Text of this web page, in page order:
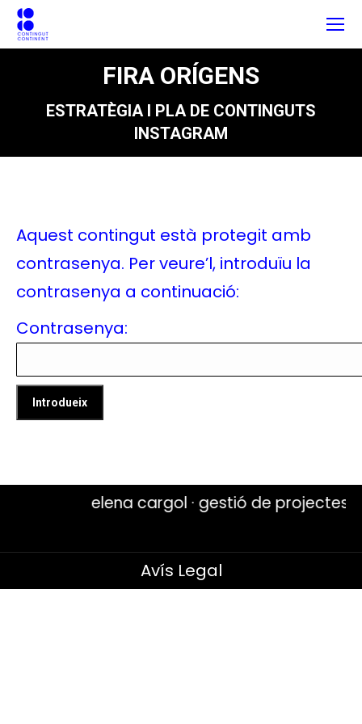
FIRA ORÍGENS
ESTRATÈGIA I PLA DE CONTINGUTS
INSTAGRAM
Aquest contingut està protegit amb
contrasenya. Per veure’l, introduïu la
contrasenya a continuació:
Contrasenya:
elena cargol · gestió de projectes
Avís Legal